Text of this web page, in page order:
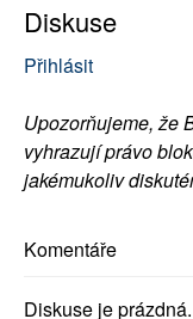
Diskuse
Přihlásit
Upozorňujeme, že
vyhrazují právo
jakémukoliv
Komentáře
Diskuse je prázdná.